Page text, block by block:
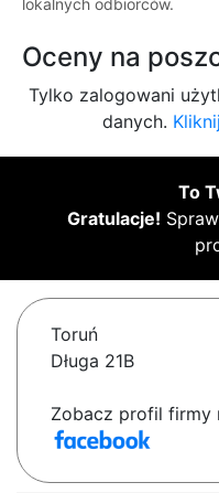
lokalnych odbiorców.
Oceny na
Tylko zalogowani
danych.
To
Gratulacje!
Toruń
Długa 21B
Zobacz profil firmy